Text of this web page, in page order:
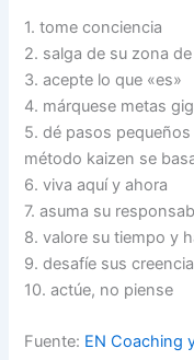
1. tome conciencia
2. salga de su zona
3. acepte lo que «es»
4. márquese metas
5. dé pasos
método kaizen se
6. viva aquí y ahora
7. asuma su
8. valore su tiempo y
9. desafíe sus
10. actúe, no piense
Fuente: EN Coaching